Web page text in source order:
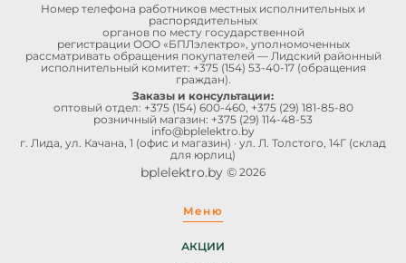
Номер телефона работников местных исполнительных и
распорядительных
органов по месту государственной
регистрации ООО «БПЛэлектро», уполномоченных
рассматривать обращения покупателей — Лидский районный
исполнительный комитет: +375 (154) 53-40-17(обращения
граждан).
Заказы и консультации:
оптовый отдел: +375 (154) 600-460, +375 (29) 181-85-80
розничный магазин: +375 (29) 114-48-53
info@bplelektro.by
г. Лида, ул. Качана, 1 (офис и магазин) · ул. Л. Толстого, 14Г (склад
для юрлиц)
bplelektro.by © 2026
Меню
АКЦИИ